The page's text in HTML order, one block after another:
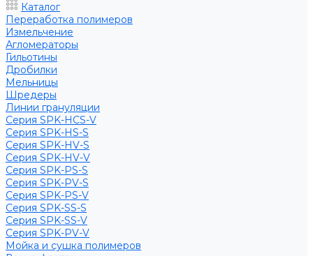
Каталог
Переработка полимеров
Измельчение
Агломераторы
Гильотины
Дробилки
Мельницы
Шредеры
Линии грануляции
Серия SPK-HCS-V
Серия SPK-HS-S
Серия SPK-HV-S
Серия SPK-HV-V
Серия SPK-PS-S
Серия SPK-PV-S
Серия SPK-PS-V
Серия SPK-SS-S
Серия SPK-SS-V
Серия SPK-PV-V
Мойка и сушка полимеров